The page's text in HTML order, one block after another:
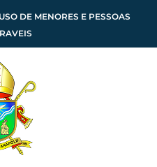
DE MENORES E PESSOAS